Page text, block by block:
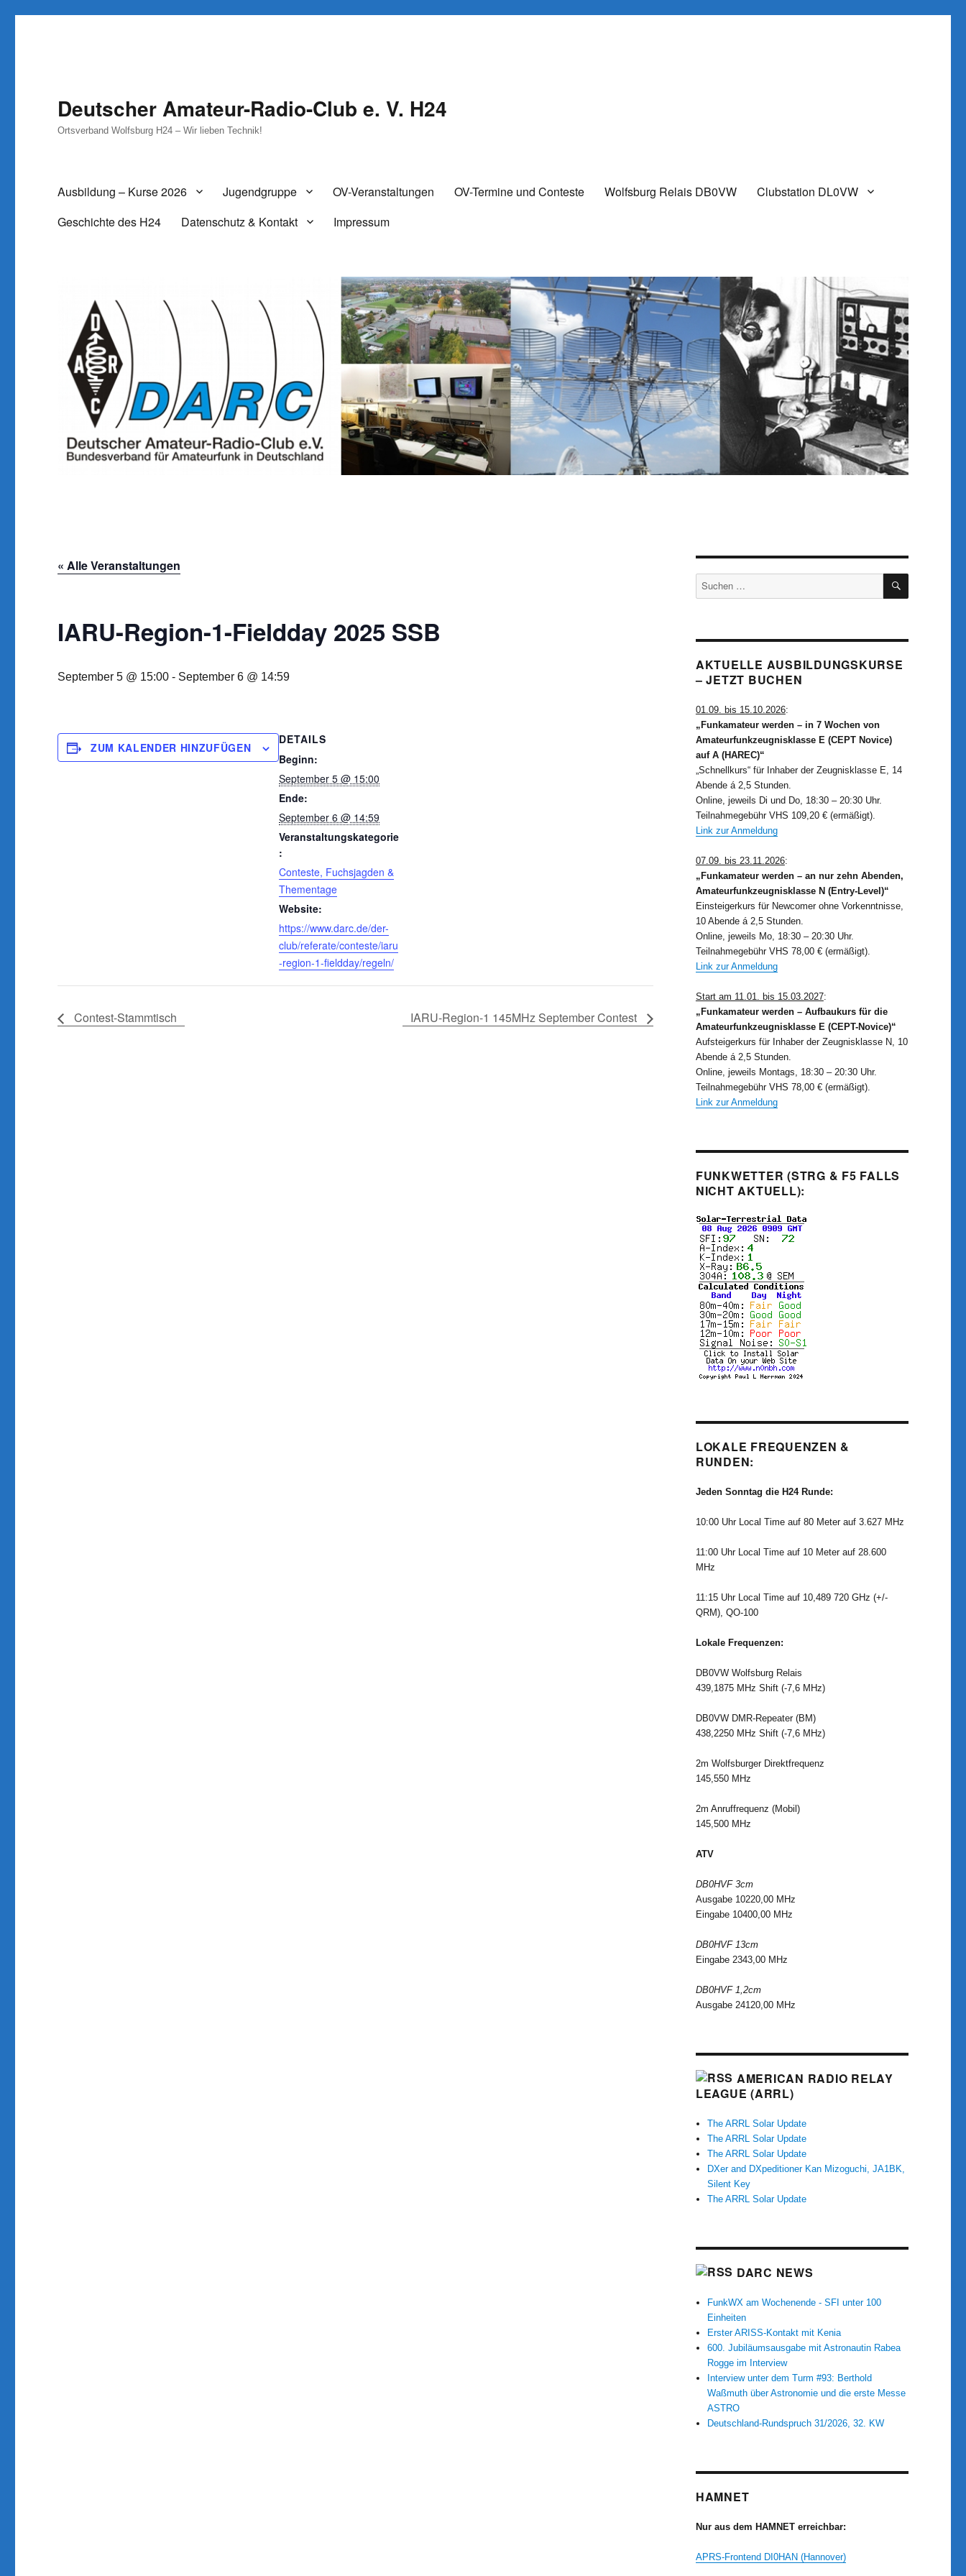
Deutscher Amateur-Radio-Club e. V. H24
Ortsverband Wolfsburg H24 – Wir lieben Technik!
Ausbildung – Kurse 2026 Jugendgruppe OV-Veranstaltungen OV-Termine und Conteste Wolfsburg Relais DB0VW
Clubstation DL0VW
Geschichte des H24
Datenschutz & Kontakt Impressum
« Alle Veranstaltungen
IARU-Region-1-Fieldday 2025 SSB
September 5 @ 15:00 - September 6 @ 14:59
ZUM KALENDER HINZUFÜGEN
DETAILS
Beginn:
September 5 @ 15:00
Ende:
September 6 @ 14:59
Veranstaltungskategorie
:
Conteste, Fuchsjagden &
Thementage
Website:
https://www.darc.de/der-
club/referate/conteste/iaru
-region-1-fieldday/regeln/
Contest-Stammtisch IARU-Region-1 145MHz September Contest
Suchen
nach:
SUCHEN
AKTUELLE AUSBILDUNGSKURSE
– JETZT BUCHEN
01.09. bis 15.10.2026:
„Funkamateur werden – in 7 Wochen von
Amateurfunkzeugnisklasse E (CEPT Novice)
auf A (HAREC)“
„Schnellkurs“ für Inhaber der Zeugnisklasse E, 14
Abende á 2,5 Stunden.
Online, jeweils Di und Do, 18:30 – 20:30 Uhr.
Teilnahmegebühr VHS 109,20 € (ermäßigt).
Link zur Anmeldung
07.09. bis 23.11.2026:
„Funkamateur werden – an nur zehn Abenden,
Amateurfunkzeugnisklasse N (Entry-Level)“
Einsteigerkurs für Newcomer ohne Vorkenntnisse,
10 Abende á 2,5 Stunden.
Online, jeweils Mo, 18:30 – 20:30 Uhr.
Teilnahmegebühr VHS 78,00 € (ermäßigt).
Link zur Anmeldung
Start am 11.01. bis 15.03.2027:
„Funkamateur werden – Aufbaukurs für die
Amateurfunkzeugnisklasse E (CEPT-Novice)“
Aufsteigerkurs für Inhaber der Zeugnisklasse N, 10
Abende á 2,5 Stunden.
Online, jeweils Montags, 18:30 – 20:30 Uhr.
Teilnahmegebühr VHS 78,00 € (ermäßigt).
Link zur Anmeldung
FUNKWETTER (STRG & F5 FALLS
NICHT AKTUELL):
LOKALE FREQUENZEN &
RUNDEN:
Jeden Sonntag die H24 Runde:
10:00 Uhr Local Time auf 80 Meter auf 3.627 MHz
11:00 Uhr Local Time auf 10 Meter auf 28.600
MHz
11:15 Uhr Local Time auf 10,489 720 GHz (+/-
QRM), QO-100
Lokale Frequenzen:
DB0VW Wolfsburg Relais
439,1875 MHz Shift (-7,6 MHz)
DB0VW DMR-Repeater (BM)
438,2250 MHz Shift (-7,6 MHz)
2m Wolfsburger Direktfrequenz
145,550 MHz
2m Anruffrequenz (Mobil)
145,500 MHz
ATV
DB0HVF 3cm
Ausgabe 10220,00 MHz
Eingabe 10400,00 MHz
DB0HVF 13cm
Eingabe 2343,00 MHz
DB0HVF 1,2cm
Ausgabe 24120,00 MHz
AMERICAN RADIO RELAY
LEAGUE (ARRL)
The ARRL Solar Update
The ARRL Solar Update
The ARRL Solar Update
DXer and DXpeditioner Kan Mizoguchi, JA1BK,
Silent Key
The ARRL Solar Update
DARC NEWS
FunkWX am Wochenende - SFI unter 100
Einheiten
Erster ARISS-Kontakt mit Kenia
600. Jubiläumsausgabe mit Astronautin Rabea
Rogge im Interview
Interview unter dem Turm #93: Berthold
Waßmuth über Astronomie und die erste Messe
ASTRO
Deutschland-Rundspruch 31/2026, 32. KW
HAMNET
Nur aus dem HAMNET erreichbar:
APRS-Frontend DI0HAN (Hannover)